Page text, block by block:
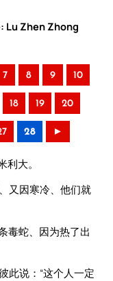
Lu Zhen Zhong
7 8 9 10
18 19 20
28 ►
大。
又因寒冷、他们就
毒蛇、因为热了出
此说：“这个人一定